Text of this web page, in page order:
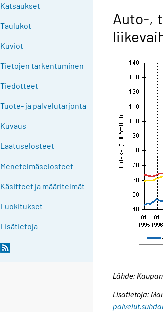
Katsaukset
Taulukot
Kuviot
Tietojen tarkentuminen
Tiedotteet
Tuote- ja palvelutarjonta
Kuvaus
Laatuselosteet
Menetelmäselosteet
Käsitteet ja määritelmät
Luokitukset
Lisätietoja
Auto-,
Lähde:
Lisätietoja: